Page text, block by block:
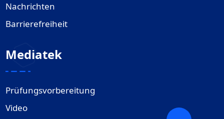
Nachrichten
Barrierefreiheit
Mediatek
Prüfungsvorbereitung
Video